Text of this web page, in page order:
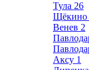
Тула 26
Щёкино
Венев 2
Аксу 1